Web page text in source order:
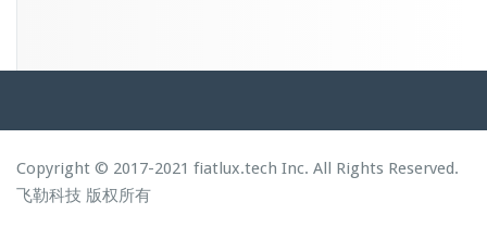
Copyright © 2017-2021 fiatlux.tech Inc. All Rights Reserved.
飞勒科技 版权所有